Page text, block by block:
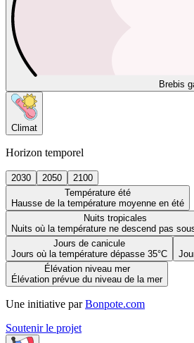
Brebis
Climat
Horizon temporel
2030 2050
2100
Température été
Hausse de la température moyenne en été
Nuits tropicales
Nuits où la température ne descend pas
Jours de canicule
Jours où la température dépasse 35°C
Élévation niveau mer
Élévation prévue du niveau de la mer
Une initiative par Bonpote.com
Soutenir le projet